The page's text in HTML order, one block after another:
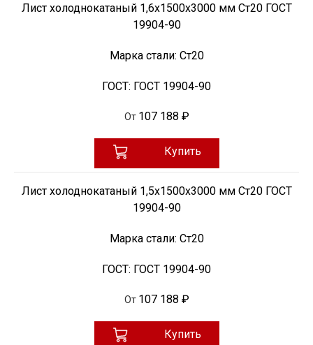
Лист холоднокатаный 1,6х1500х3000 мм Ст20 ГОСТ
19904-90
Марка стали: Ст20
ГОСТ: ГОСТ 19904-90
От 107 188 ₽
Купить
Лист холоднокатаный 1,5х1500х3000 мм Ст20 ГОСТ
19904-90
Марка стали: Ст20
ГОСТ: ГОСТ 19904-90
От 107 188 ₽
Купить